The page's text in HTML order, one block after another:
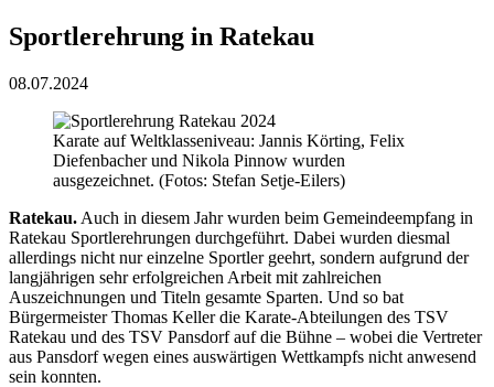
Sportlerehrung in Ratekau
08.07.2024
Karate auf Weltklasseniveau: Jannis Körting, Felix
Diefenbacher und Nikola Pinnow wurden
ausgezeichnet. (Fotos: Stefan Setje-Eilers)
Ratekau. Auch in diesem Jahr wurden beim Gemeindeempfang in
Ratekau Sportlerehrungen durchgeführt. Dabei wurden diesmal
allerdings nicht nur einzelne Sportler geehrt, sondern aufgrund der
langjährigen sehr erfolgreichen Arbeit mit zahlreichen
Auszeichnungen und Titeln gesamte Sparten. Und so bat
Bürgermeister Thomas Keller die Karate-Abteilungen des TSV
Ratekau und des TSV Pansdorf auf die Bühne – wobei die Vertreter
aus Pansdorf wegen eines auswärtigen Wettkampfs nicht anwesend
sein konnten.